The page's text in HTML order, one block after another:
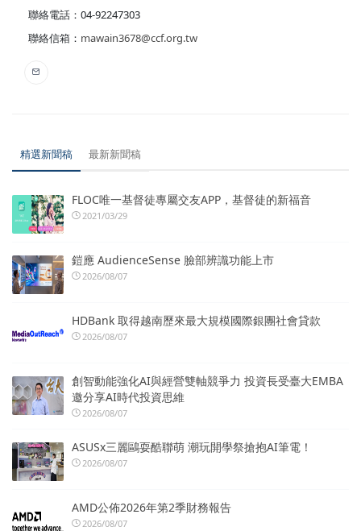
聯絡電話：04-92247303
聯絡信箱： mawain3678@ccf.org.tw
精選新聞稿 最新新聞稿
FLOC唯一基督徒專屬交友APP，基督徒的新福音
2021/03/29
鎧應 AudienceSense 臉部辨識功能上市
2026/08/07
HDBank 取得越南歷來最大規模國際銀團社會貸款
2026/08/07
創智動能強化AI與經營雙軸競爭力 投資長受臺大EMBA
邀分享AI時代投資思維
2026/08/07
ASUSx三麗鷗耍酷聯萌 潮玩開學祭搶抱AI筆電！
2026/08/07
AMD公佈2026年第2季財務報告
2026/08/07